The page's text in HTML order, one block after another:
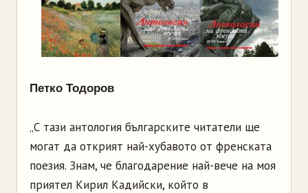
Петко Тодоров
„С тази антология българските читатели ще
могат да открият най-хубавото от френската
поезия. Знам, че благодарение най-вече на моя
приятел Кирил Кадийски, който в